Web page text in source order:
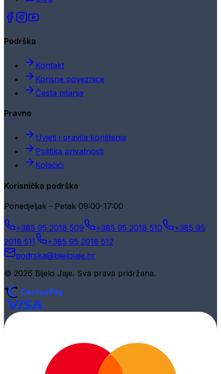
Podrška
Kontakt
Korisne poveznice
Česta pitanja
Pravno
Uvjeti i pravila korištenja
Politika privatnosti
Kolačići
Korisnička podrška
Ponedjeljak - Petak 09:00-17:00
+385 95 2018 509 +385 95 2018 510
+385 95
2018 511
+385 95 2018 512
podrska@bijelojaje.hr
© 2026 Bijelo Jaje. Sva prava pridržana.